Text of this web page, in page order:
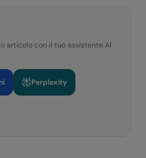
articolo con il tuo assistente AI
Perplexity